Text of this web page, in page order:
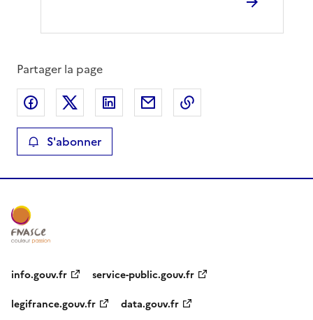
Partager la page
Partager sur Facebook
Partager sur XPartager sur LinkedIn
Partager par email
S'abonner
info.gouv.fr
service-public.gouv.fr
legifrance.gouv.fr
data.gouv.fr